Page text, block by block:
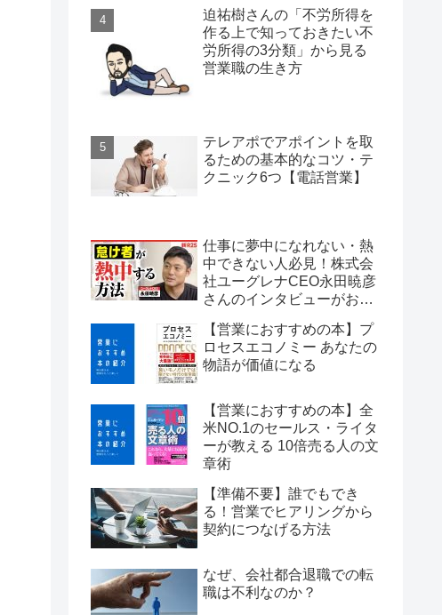
迫祐樹さんの「不労所得を
作る上で知っておきたい不
労所得の3分類」から見る
営業職の生き方
テレアポでアポイントを取
るための基本的なコツ・テ
クニック6つ【電話営業】
仕事に夢中になれない・熱
中できない人必見！株式会
社ユーグレナCEO永田暁彦
さんのインタビューがおす
【営業におすすめの本】プ
ロセスエコノミー あなたの
物語が価値になる
【営業におすすめの本】全
米NO.1のセールス・ライタ
ーが教える 10倍売る人の文
章術
【準備不要】誰でもでき
る！営業でヒアリングから
契約につなげる方法
なぜ、会社都合退職での転
職は不利なのか？